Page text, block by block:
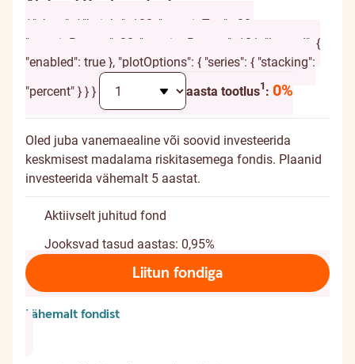
{ "chart": { "height": 120, "marginTop": -20,
"marginBottom": 20, "spacingBottom": 10 }, "legend": {
"enabled": true }, "plotOptions": { "series": { "stacking":
"percent" } } }
aasta tootlus1
Täiendav selgitus
: 0%
Oled juba vanemaealine või soovid investeerida
keskmisest madalama riskitasemega fondis. Plaanid
investeerida vähemalt 5 aastat.
Aktiivselt juhitud fond
Jooksvad tasud aastas: 0,95%
Liitun fondiga
Lähemalt fondist